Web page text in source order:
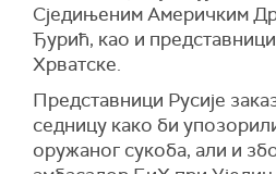
консензус на заједничком
усмерио напредак БиХ
Консензус за чланство
питање који дозвољава
споразуме и договоре
политичких организација.
Сједињеним Америчким
Ђурић, као и
Хрватске.
Представници Русије
седницу како би
оружаног сукоба, али и